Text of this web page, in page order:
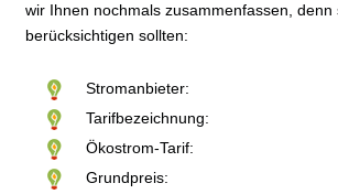
wir Ihnen nochmals zusammenfassen,
berücksichtigen sollten:
Stromanbieter:
Tarifbezeichnung:
Ökostrom-Tarif:
Grundpreis: